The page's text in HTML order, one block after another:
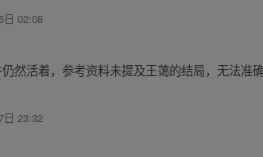
日 02:08
然活着，参考资料未提及王蔼的结局，无法
日 23:32